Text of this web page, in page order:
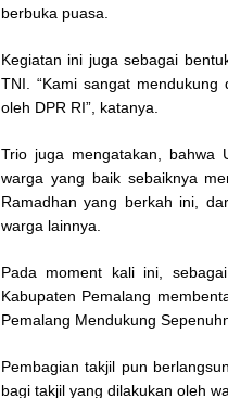
berbuka puasa.
Kegiatan ini juga sebagai
TNI. “Kami sangat
oleh DPR RI”, katanya.
Trio juga mengatakan, bahwa
warga yang baik sebaiknya
Ramadhan yang berkah ini,
warga lainnya.
Pada moment kali ini,
Kabupaten Pemalang
Pemalang Mendukung
Pembagian takjil pun
bagi takjil yang dilakukan oleh